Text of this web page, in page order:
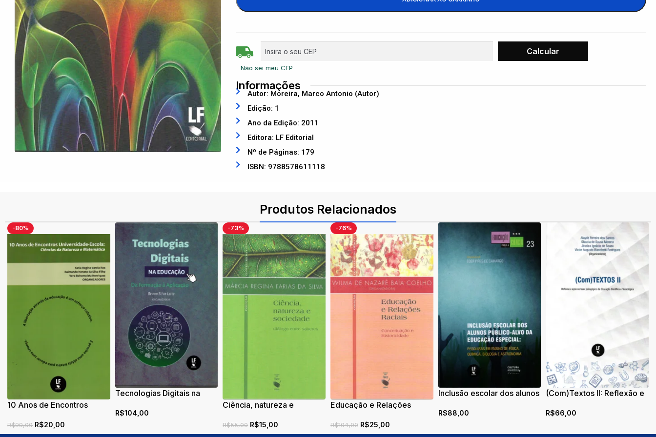
Não sei meu CEP
Informações
Autor: Moreira, Marco Antonio (Autor)
Edição: 1
Ano da Edição: 2011
Editora: LF Editorial
Nº de Páginas: 179
ISBN: 9788578611118
Produtos Relacionados
-80%
10 Anos de Encontros
Ciências da Natureza e
R$99,00 R$20,00
Tecnologias Digitais na
Aplicação
R$104,00
-73%
Ciência, natureza e
saberes
R$55,00 R$15,00
-76%
Educação e Relações
Historicidade
R$104,00 R$25,00
Inclusão escolar dos alunos
especial: pesquisas em
R$88,00
(Com)Textos II: Reflexão e
da Educação Científica e
R$66,00